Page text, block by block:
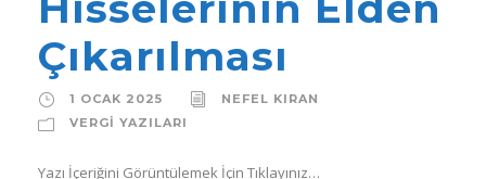
Çıkarılması
1 OCAK 2025
NEFEL KIRAN
VERGI YAZILARI
Yazı İçeriğini Görüntülemek İçin Tıklayınız…